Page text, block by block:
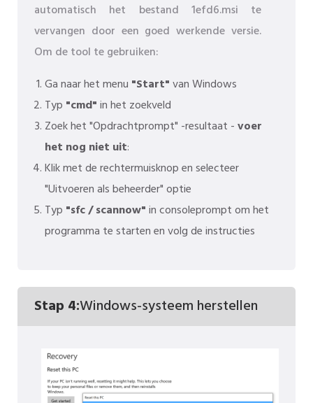
automatisch het bestand 1efd6.msi te
vervangen door een goed werkende versie.
Om de tool te gebruiken:
Ga naar het menu "Start"van Windows
Typ "cmd"in het zoekveld
Zoek het "Opdrachtprompt" -resultaat -voer
het nog niet uit:
Klik met de rechtermuisknop en selecteer
"Uitvoeren als beheerder" optie
Typ "sfc / scannow"in consoleprompt om het
programma te starten en volg de instructies
Stap 4:Windows-systeem herstellen